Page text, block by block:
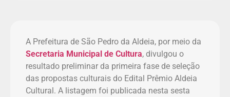
A Prefeitura de São Pedro da Aldeia, por meio da
Secretaria Municipal de Cultura, divulgou o
resultado preliminar da primeira fase de seleção
das propostas culturais do Edital Prêmio Aldeia
Cultural. A listagem foi publicada nesta sesta